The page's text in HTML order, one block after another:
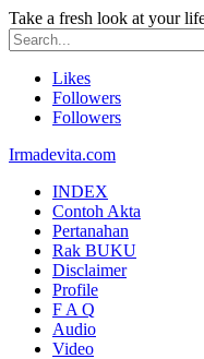
Take a fresh look at your
Likes
Followers
Followers
Irmadevita.com
INDEX
Contoh Akta
Pertanahan
Rak BUKU
Disclaimer
Profile
F A Q
Audio
Video